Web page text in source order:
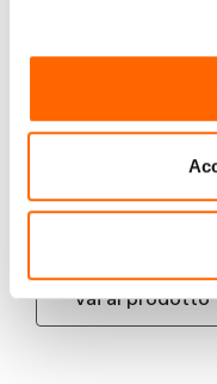
Electrolux
Nero Da incasso 59
induzione 4
€425,00(IVA
Vai al prodotto